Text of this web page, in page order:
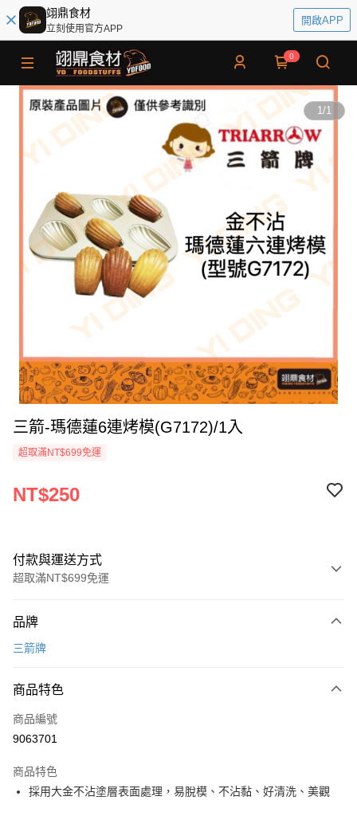
翊鼎食材
立刻使用官方APP
開啟APP
0
1/1
三箭-瑪德蓮6連烤模(G7172)/1入
超取滿NT$699免運
NT$250
付款與運送方式
超取滿NT$699免運
信用卡一次付款
運送方式
• 付款後全家取貨
• 付款後7-11取貨
每筆NT$60，滿NT$699(含以上)免運費
品牌
三箭牌
商品特色
商品編號
9063701
商品特色
採用大金不沾塗層表面處理，易脫模、不沾黏、好清洗、美觀